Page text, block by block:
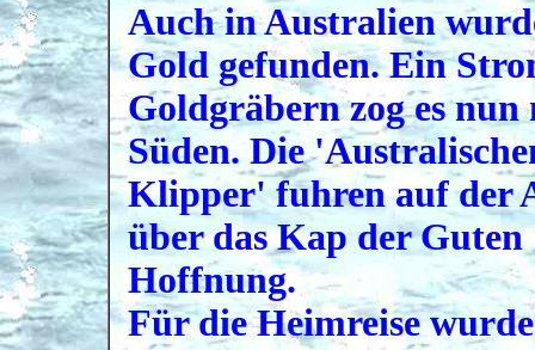
Auch in Australien
Gold gefunden. Ein
Goldgräbern zog es nun
Süden. Die
Klipper' fuhren auf der
über das Kap der Guten
Hoffnung.
Für die Heimreise